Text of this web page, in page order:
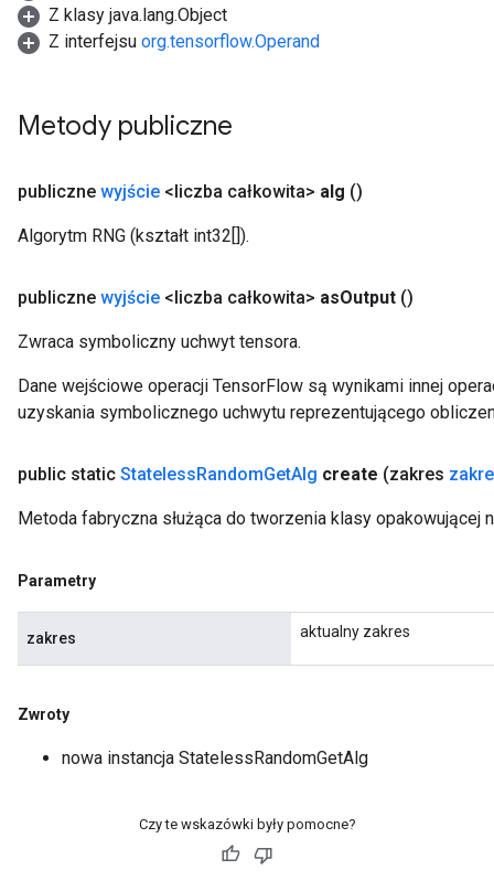
Z klasy java.lang.Object
Z interfejsu org.tensorflow.Operand
Metody publiczne
publiczne wyjście <liczba całkowita> alg ()
Algorytm RNG (kształt int32[]).
publiczne wyjście <liczba całkowita> asOutput ()
Zwraca symboliczny uchwyt tensora.
Dane wejściowe operacji TensorFlow są wynikami innej
uzyskania symbolicznego uchwytu reprezentującego
public static StatelessRandomGetAlg create (zakres
Metoda fabryczna służąca do tworzenia klasy opakowującej
Parametry
zakres aktualny zakres
Zwroty
nowa instancja StatelessRandomGetAlg
Czy te wskazówki były pomocne?